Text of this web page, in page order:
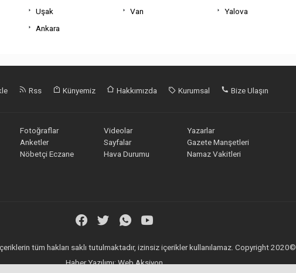
Uşak Van Yalova
Ankara
Rss Künyemiz Hakkımızda Kurumsal Bize Ulaşın
Fotoğraflar Videolar
Yazarlar
Anketler
Sayfalar
Gazete Manşetleri
Nöbetçi Eczane
Hava Durumu Namaz Vakitleri
tüm hakları saklı tutulmaktadır, izinsiz içerikler kullanılamaz. Copyright 2020©
Haber Yazılımı:Web Aksiyon